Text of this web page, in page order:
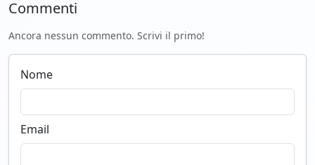
Commenti
Ancora nessun commento. Scrivi il primo!
Nome
Email